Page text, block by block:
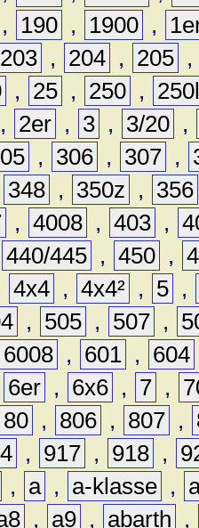
, 190 , 1900 ,
203 , 204 , 205 ,
, 25 , 250 ,
, 2er , 3 , 3/20 ,
, 306 , 307 ,
348 , 350z ,
356
, 4008 , 403 ,
440/445 , 450 ,
4x4 , 4x4² , 5 ,
, 505 , 507 ,
6008 , 601 , 604
6er , 6x6 , 7 ,
80 , 806 , 807 ,
, 917 , 918 ,
, a , a-klasse ,
, a9 , abarth
,